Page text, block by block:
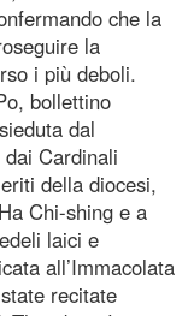
che la
la
i più deboli.
bollettino
dal
Cardinali
della diocesi,
Chi-shing e a
laici e
all’Immacolata
recitate